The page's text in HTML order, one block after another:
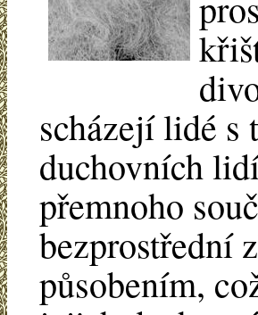
scházejí lidé s
duchovních
přemnoho
bezprostřední
působením,